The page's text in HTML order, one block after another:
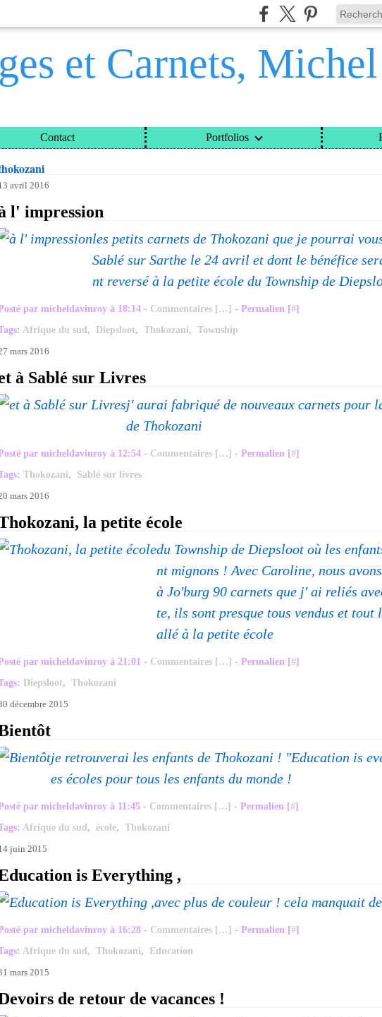
et Carnets,
Contact Portfolios
VOYAGES ET CARNETS, MICHEL DAVINROY CATEGORIES > THOKOZANI
avril 2016
l' impression
les petits carnets de Thokozani que je pourrai
Sablé sur Sarthe le 24 avril et dont le bénéfice
nt reversé à la petite école du Township de
par micheldavinroy à 18:14 - Commentaires […] - Permalien [#]
Afrique du sud , Diepsloot, Thokozani, Township
mars 2016
à Sablé sur Livres
j' aurai fabriqué de nouveaux carnets pour
de Thokozani
par micheldavinroy à 12:54 - Commentaires […] - Permalien [#]
Thokozani, Sablé sur livres
mars 2016
la petite école
du Township de Diepsloot où les
nt mignons ! Avec Caroline, nous
à Jo'burg 90 carnets que j' ai reliés
te, ils sont presque tous vendus et tout
allé à la petite école
par micheldavinroy à 21:01 - Commentaires […] - Permalien [#]
Diepsloot, Thokozani
décembre 2015
je retrouverai les enfants de Thokozani ! "Education is
es écoles pour tous les enfants du monde !
par micheldavinroy à 11:45 - Commentaires […] - Permalien [#]
Afrique du sud , école, Thokozani
juin 2015
is Everything ,
avec plus de couleur ! cela manquait
par micheldavinroy à 16:28 - Commentaires […] - Permalien [#]
Afrique du sud , Thokozani, Education
mars 2015
de retour de vacances !